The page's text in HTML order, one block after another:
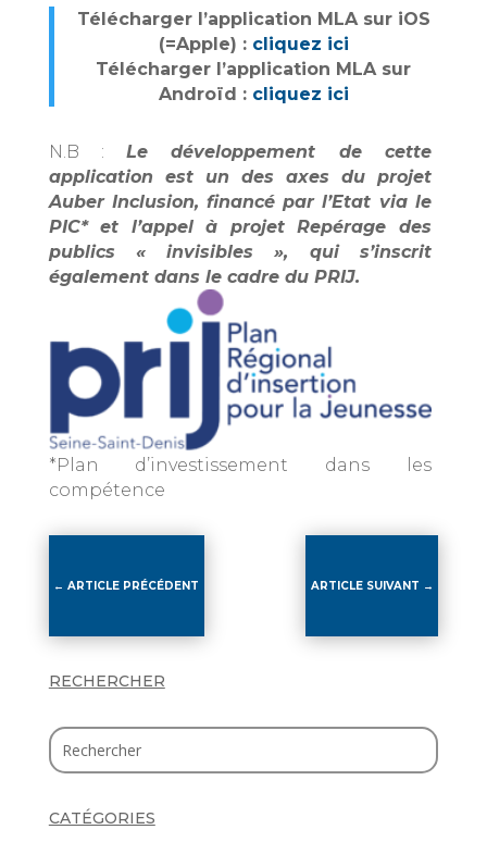
Télécharger l’application MLA sur iOS
(=Apple) :cliquez ici
Télécharger l’application MLA sur
Androïd : cliquez ici
N.B :Le développement de cette
application est un des axes du projet
Auber Inclusion, financé par l’Etat via le
PIC* et l’appel à projet Repérage des
publics « invisibles », qui s’inscrit
également dans le cadre du PRIJ.
*Plan d’investissement dans les
compétence
←ARTICLE PRÉCÉDENT ARTICLE SUIVANT →
RECHERCHER
CATÉGORIES